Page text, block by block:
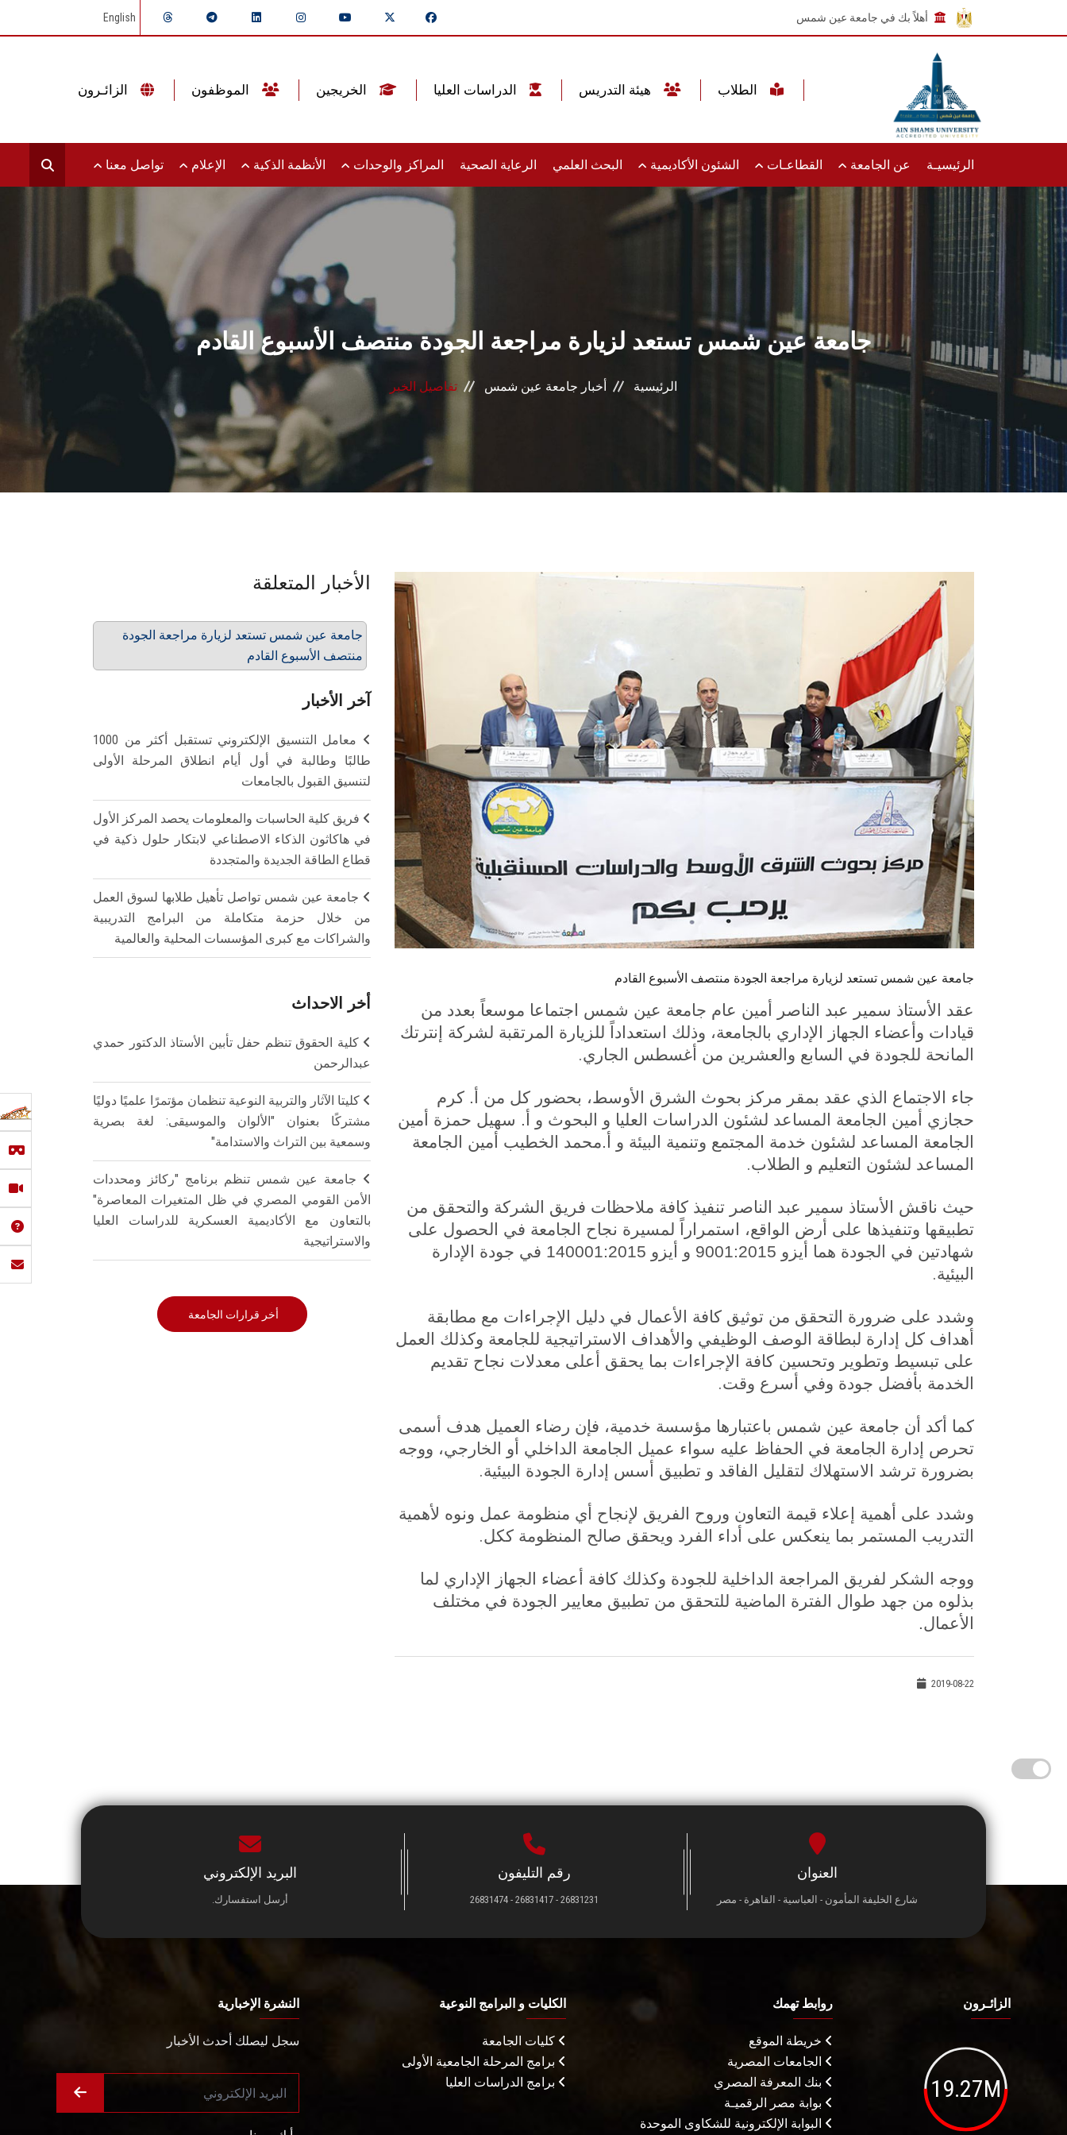
أهلاً بك في جامعة عين شمس English
الرئيسيـة عن الجامعة القطاعـات الشئون الأكاديمية البحث العلمي الرعاية الصحية المراكز والوحدات الأنظمة الذكية الإعلام تواصل معنا
جامعة عين شمس تستعد لزيارة مراجعة الجودة منتصف الأسبوع القادم
الرئيسية أخبار جامعة عين شمس تفاصيل الخبر
جامعة عين شمس تستعد لزيارة مراجعة الجودة منتصف الأسبوع القادم
عقد الأستاذ سمير عبد الناصر أمين عام جامعة عين شمس اجتماعا موسعاً بعدد من
قيادات وأعضاء الجهاز الإداري بالجامعة، وذلك استعداداً للزيارة المرتقبة لشركة إنترتك
المانحة للجودة في السابع والعشرين من أغسطس الجاري.
جاء الاجتماع الذي عقد بمقر مركز بحوث الشرق الأوسط، بحضور كل من أ. كرم
حجازي أمين الجامعة المساعد لشئون الدراسات العليا و البحوث و أ. سهيل حمزة أمين
الجامعة المساعد لشئون خدمة المجتمع وتنمية البيئة و أ.محمد الخطيب أمين الجامعة
المساعد لشئون التعليم و الطلاب.
حيث ناقش الأستاذ سمير عبد الناصر تنفيذ كافة ملاحظات فريق الشركة والتحقق من
تطبيقها وتنفيذها على أرض الواقع، استمراراً لمسيرة نجاح الجامعة في الحصول على
شهادتين في الجودة هما أيزو 9001:2015 و أيزو 140001:2015 في جودة الإدارة
البيئية.
وشدد على ضرورة التحقق من توثيق كافة الأعمال في دليل الإجراءات مع مطابقة
أهداف كل إدارة لبطاقة الوصف الوظيفي والأهداف الاستراتيجية للجامعة وكذلك العمل
على تبسيط وتطوير وتحسين كافة الإجراءات بما يحقق أعلى معدلات نجاح تقديم
الخدمة بأفضل جودة وفي أسرع وقت.
كما أكد أن جامعة عين شمس باعتبارها مؤسسة خدمية، فإن رضاء العميل هدف أسمى
تحرص إدارة الجامعة في الحفاظ عليه سواء عميل الجامعة الداخلي أو الخارجي، ووجه
بضرورة ترشد الاستهلاك لتقليل الفاقد و تطبيق أسس إدارة الجودة البيئية.
وشدد على أهمية إعلاء قيمة التعاون وروح الفريق لإنجاح أي منظومة عمل ونوه لأهمية
التدريب المستمر بما ينعكس على أداء الفرد ويحقق صالح المنظومة ككل.
ووجه الشكر لفريق المراجعة الداخلية للجودة وكذلك كافة أعضاء الجهاز الإداري لما
بذلوه من جهد طوال الفترة الماضية للتحقق من تطبيق معايير الجودة في مختلف
الأعمال.
2019-08-22
الأخبار المتعلقة
جامعة عين شمس تستعد لزيارة مراجعة الجودة
منتصف الأسبوع القادم
آخر الأخبار
معامل التنسيق الإلكتروني تستقبل أكثر من 1000
طالبًا وطالبة في أول أيام انطلاق المرحلة الأولى
لتنسيق القبول بالجامعات
فريق كلية الحاسبات والمعلومات يحصد المركز الأول
في هاكاثون الذكاء الاصطناعي لابتكار حلول ذكية في
قطاع الطاقة الجديدة والمتجددة
جامعة عين شمس تواصل تأهيل طلابها لسوق العمل
من خلال حزمة متكاملة من البرامج التدريبية
والشراكات مع كبرى المؤسسات المحلية والعالمية
أخر الاحداث
كلية الحقوق تنظم حفل تأبين الأستاذ الدكتور حمدي
عبدالرحمن
كليتا الآثار والتربية النوعية تنظمان مؤتمرًا علميًا دوليًا
مشتركًا بعنوان "الألوان والموسيقى: لغة بصرية
وسمعية بين التراث والاستدامة"
جامعة عين شمس تنظم برنامج "ركائز ومحددات
الأمن القومي المصري في ظل المتغيرات المعاصرة"
بالتعاون مع الأكاديمية العسكرية للدراسات العليا
والاستراتيجية
أخر قرارات الجامعة
العنوان
شارع الخليفة المأمون - العباسية - القاهرة - مصر
رقم التليفون
26831231 - 26831417 - 26831474
البريد الإلكتروني
أرسل استفسارك.
الزائـرون
19.27M
روابط تهمك
خريطة الموقع
الجامعات المصرية
بنك المعرفة المصري
بوابة مصر الرقميـة
البوابة الإلكترونية للشكاوى الموحدة
الكليات و البرامج النوعية
كليات الجامعة
برامج المرحلة الجامعية الأولى
برامج الدراسات العليا
النشرة الإخبارية
سجل ليصلك أحدث الأخبار